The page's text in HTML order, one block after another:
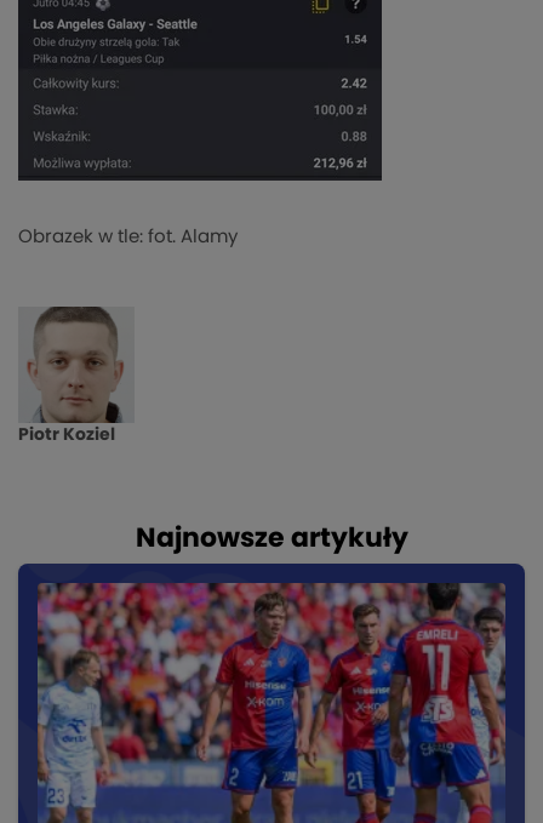
Obrazek w tle: fot. Alamy
Piotr Koziel
Najnowsze artykuły